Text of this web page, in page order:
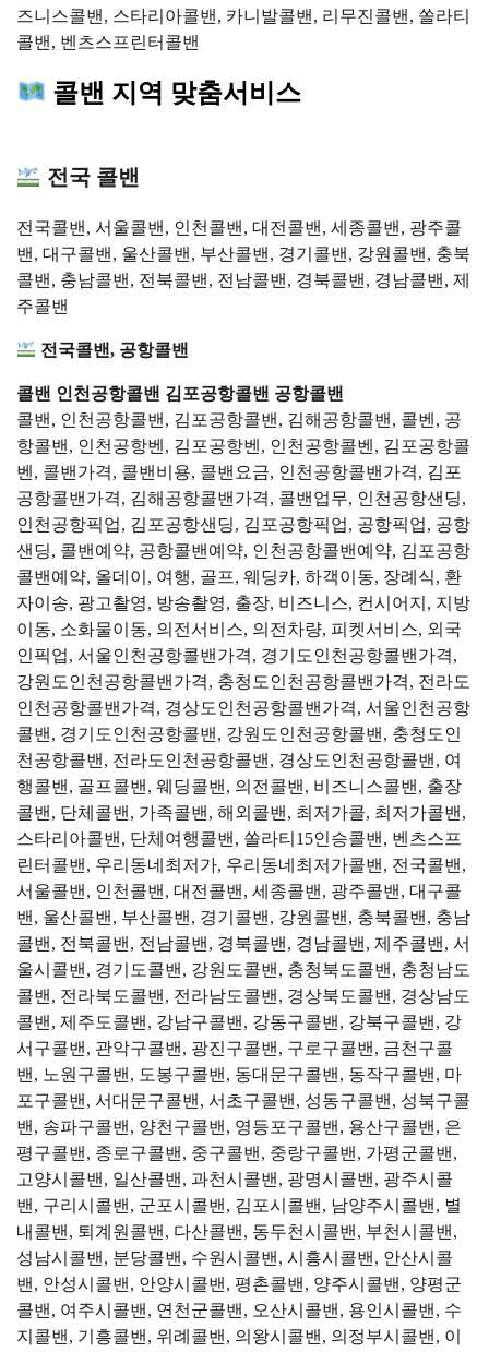
즈니스콜밴, 스타리아콜밴, 카니발콜밴, 리무진콜밴, 쏠라티
콜밴, 벤츠스프린터콜밴
콜밴 지역 맞춤서비스
전국 콜밴
전국콜밴, 서울콜밴, 인천콜밴, 대전콜밴, 세종콜밴, 광주콜
밴, 대구콜밴, 울산콜밴, 부산콜밴, 경기콜밴, 강원콜밴, 충북
콜밴, 충남콜밴, 전북콜밴, 전남콜밴, 경북콜밴, 경남콜밴, 제
주콜밴
전국콜밴, 공항콜밴
콜밴 인천공항콜밴 김포공항콜밴 공항콜밴
콜밴, 인천공항콜밴, 김포공항콜밴, 김해공항콜밴, 콜벤, 공
항콜밴, 인천공항벤, 김포공항벤, 인천공항콜벤, 김포공항콜
벤, 콜밴가격, 콜밴비용, 콜밴요금, 인천공항콜밴가격, 김포
공항콜밴가격, 김해공항콜밴가격, 콜밴업무, 인천공항샌딩,
인천공항픽업, 김포공항샌딩, 김포공항픽업, 공항픽업, 공항
샌딩, 콜밴예약, 공항콜밴예약, 인천공항콜밴예약, 김포공항
콜밴예약, 올데이, 여행, 골프, 웨딩카, 하객이동, 장례식, 환
자이송, 광고촬영, 방송촬영, 출장, 비즈니스, 컨시어지, 지방
이동, 소화물이동, 의전서비스, 의전차량, 피켓서비스, 외국
인픽업, 서울인천공항콜밴가격, 경기도인천공항콜밴가격,
강원도인천공항콜밴가격, 충청도인천공항콜밴가격, 전라도
인천공항콜밴가격, 경상도인천공항콜밴가격, 서울인천공항
콜밴, 경기도인천공항콜밴, 강원도인천공항콜밴, 충청도인
천공항콜밴, 전라도인천공항콜밴, 경상도인천공항콜밴, 여
행콜밴, 골프콜밴, 웨딩콜밴, 의전콜밴, 비즈니스콜밴, 출장
콜밴, 단체콜밴, 가족콜밴, 해외콜밴, 최저가콜, 최저가콜밴,
스타리아콜밴, 단체여행콜밴, 쏠라티15인승콜밴, 벤츠스프
린터콜밴, 우리동네최저가, 우리동네최저가콜밴, 전국콜밴,
서울콜밴, 인천콜밴, 대전콜밴, 세종콜밴, 광주콜밴, 대구콜
밴, 울산콜밴, 부산콜밴, 경기콜밴, 강원콜밴, 충북콜밴, 충남
콜밴, 전북콜밴, 전남콜밴, 경북콜밴, 경남콜밴, 제주콜밴, 서
울시콜밴, 경기도콜밴, 강원도콜밴, 충청북도콜밴, 충청남도
콜밴, 전라북도콜밴, 전라남도콜밴, 경상북도콜밴, 경상남도
콜밴, 제주도콜밴, 강남구콜밴, 강동구콜밴, 강북구콜밴, 강
서구콜밴, 관악구콜밴, 광진구콜밴, 구로구콜밴, 금천구콜
밴, 노원구콜밴, 도봉구콜밴, 동대문구콜밴, 동작구콜밴, 마
포구콜밴, 서대문구콜밴, 서초구콜밴, 성동구콜밴, 성북구콜
밴, 송파구콜밴, 양천구콜밴, 영등포구콜밴, 용산구콜밴, 은
평구콜밴, 종로구콜밴, 중구콜밴, 중랑구콜밴, 가평군콜밴,
고양시콜밴, 일산콜밴, 과천시콜밴, 광명시콜밴, 광주시콜
밴, 구리시콜밴, 군포시콜밴, 김포시콜밴, 남양주시콜밴, 별
내콜밴, 퇴계원콜밴, 다산콜밴, 동두천시콜밴, 부천시콜밴,
성남시콜밴, 분당콜밴, 수원시콜밴, 시흥시콜밴, 안산시콜
밴, 안성시콜밴, 안양시콜밴, 평촌콜밴, 양주시콜밴, 양평군
콜밴, 여주시콜밴, 연천군콜밴, 오산시콜밴, 용인시콜밴, 수
지콜밴, 기흥콜밴, 위례콜밴, 의왕시콜밴, 의정부시콜밴, 이